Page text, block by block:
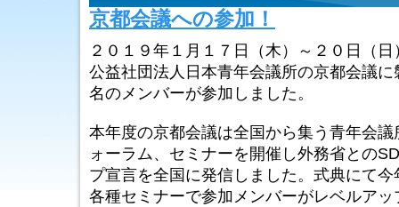
京都会議への参加！
２０１９年１月１７日（木）～２０日（日
公益社団法人日本青年会議所の京都会議
名のメンバーが参加しました。
本年度の京都会議は全国から集う青年会
ォーラム、セミナーを開催し外務省との
プ宣言を全国に発信しました。式典にて
各種セミナーで参加メンバーがレベルア